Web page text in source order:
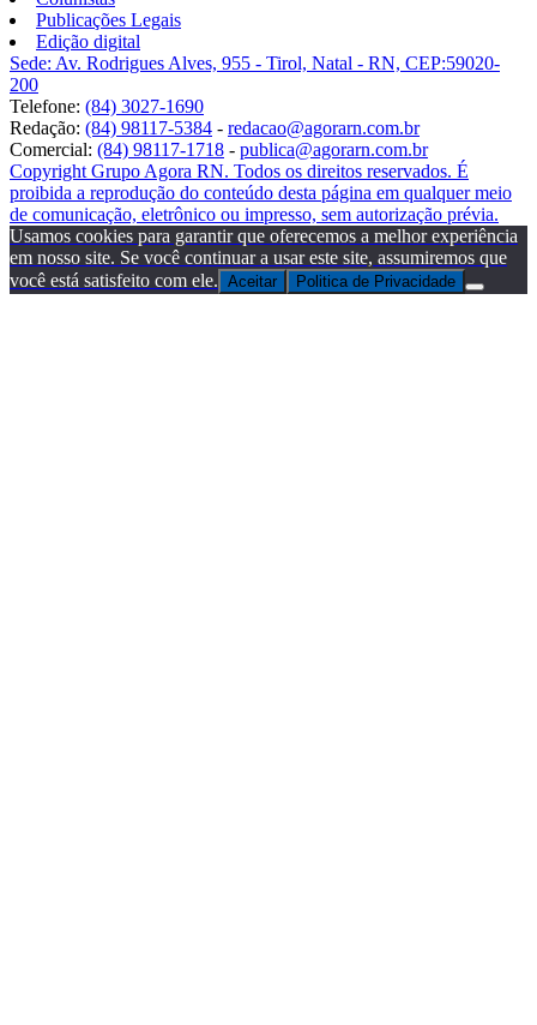
Publicações Legais
Edição digital
Sede: Av. Rodrigues Alves, 955 - Tirol, Natal - RN, CEP:59020-
200
Telefone: (84) 3027-1690
Redação: (84) 98117-5384 - redacao@agorarn.com.br
Comercial: (84) 98117-1718 - publica@agorarn.com.br
Copyright Grupo Agora RN. Todos os direitos reservados. É
proibida a reprodução do conteúdo desta página em qualquer meio
de comunicação, eletrônico ou impresso, sem autorização prévia.
Usamos cookies para garantir que oferecemos a melhor experiência
em nosso site. Se você continuar a usar este site, assumiremos que
você está satisfeito com ele. Aceitar Politica de Privacidade